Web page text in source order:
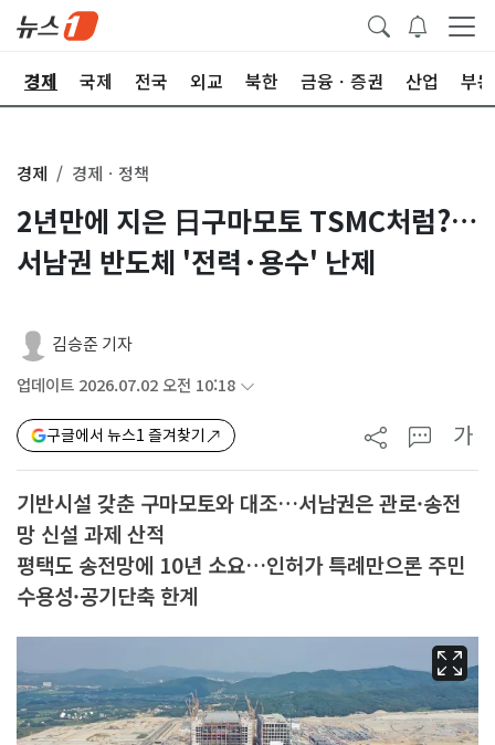
경제 국제 전국 외교 북한 금융ㆍ증권 산업 부
경제 경제ㆍ정책
2년만에 지은 日구마모토 TSMC처럼?…
서남권 반도체 '전력·용수' 난제
김승준 기자
업데이트 2026.07.02 오전 10:18
구글에서 뉴스1 즐겨찾기 가
기반시설 갖춘 구마모토와 대조…서남권은 관로·송전
망 신설 과제 산적
평택도 송전망에 10년 소요…인허가 특례만으론 주민
수용성·공기단축 한계